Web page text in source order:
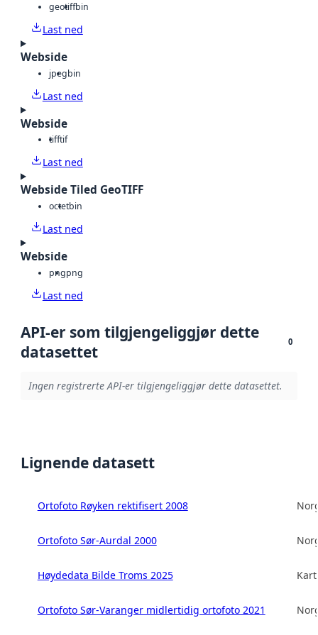
geotiffbin
Last ned
Webside
jpegbin
Last ned
Webside
tifftif
Last ned
Webside Tiled GeoTIFF
octetbin
Last ned
Webside
pngpng
Last ned
API-er som tilgjengeliggjør dette
datasettet
0
Ingen registrerte API-er tilgjengeliggjør dette datasettet.
Lignende datasett
Ortofoto Røyken rektifisert 2008
Ortofoto Sør-Aurdal 2000
Høydedata Bilde Troms 2025
Ortofoto Sør-Varanger midlertidig ortofoto 2021